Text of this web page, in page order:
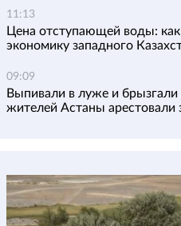
11:13
Цена отступающей воды:
экономику западного
09:09
Выпивали в луже и
жителей Астаны арестовали